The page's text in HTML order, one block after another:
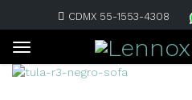
CDMX 55-1553-4308